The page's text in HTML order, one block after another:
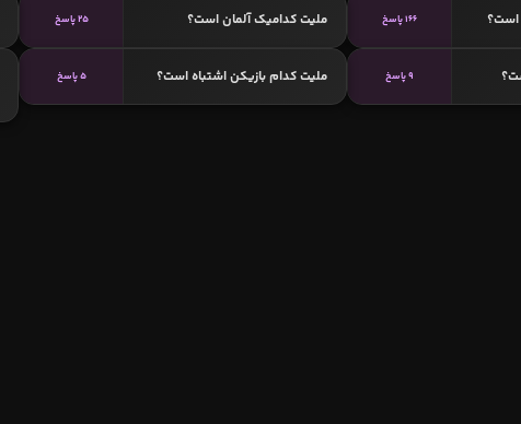
است؟ 166 پاسخ ملیت کدامیک آلمان است؟ 25 پاسخ
9 پاسخ ملیت کدام بازیکن اشتباه است؟ 5 پاسخ